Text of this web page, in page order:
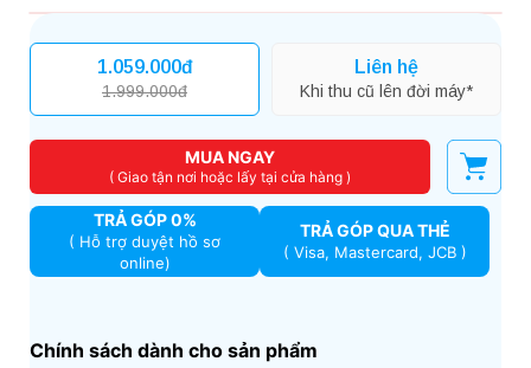
1.059.000đ
1.999.000đ
Liên hệ
Khi thu cũ lên đời máy*
MUA NGAY
( Giao tận nơi hoặc lấy tại cửa hàng )
TRẢ GÓP 0%
( Hỗ trợ duyệt hồ sơ
online)
TRẢ GÓP QUA THẺ
( Visa, Mastercard, JCB )
Chính sách dành cho sản phẩm